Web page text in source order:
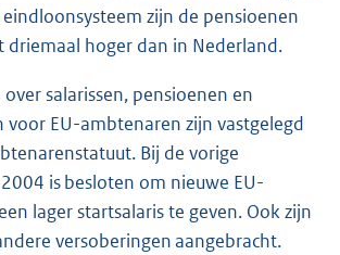
zijn de pensioenen
hoger dan in Nederland.
salarissen, pensioenen en
voor EU-ambtenaren zijn vastgelegd
Bij de vorige
is besloten om nieuwe EU-
lager startsalaris te geven. Ook zijn
versoberingen aangebracht.